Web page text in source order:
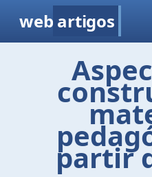
web artigos
partir